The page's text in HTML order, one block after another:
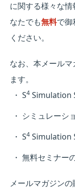
に関する様々な
なたでも無料で御
ください。
なお、本メール
ます。
S4 Simulation
シミュレーシ
S4 Simulation
無料セミナー
メールマガジン